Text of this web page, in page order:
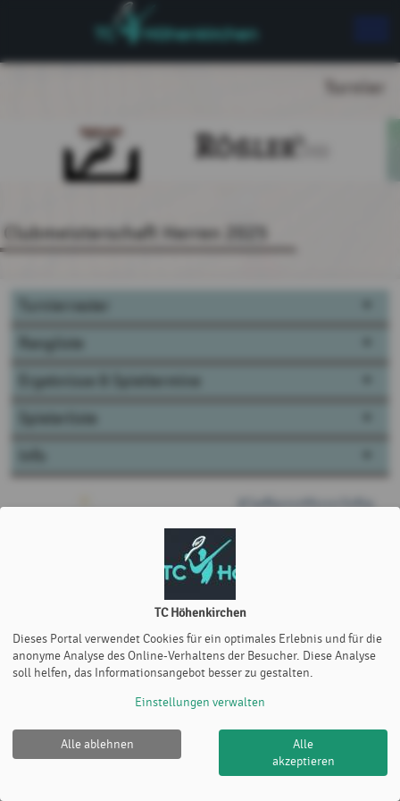
Turnier
Clubmeisterschaft Herren 2025
Turnierraster
Rangliste
Ergebnisse & Spieltermine
Spielerliste
TC Höhenkirchen |
Datenschutz- und
Cookie Policy
TC Höhenkirchen
Dieses Portal verwendet Cookies für ein optimales Erlebnis und für die
anonyme Analyse des Online-Verhaltens der Besucher. Diese Analyse
soll helfen, das Informationsangebot besser zu gestalten.
Einstellungen verwalten
Alle ablehnen
Alle
akzeptieren